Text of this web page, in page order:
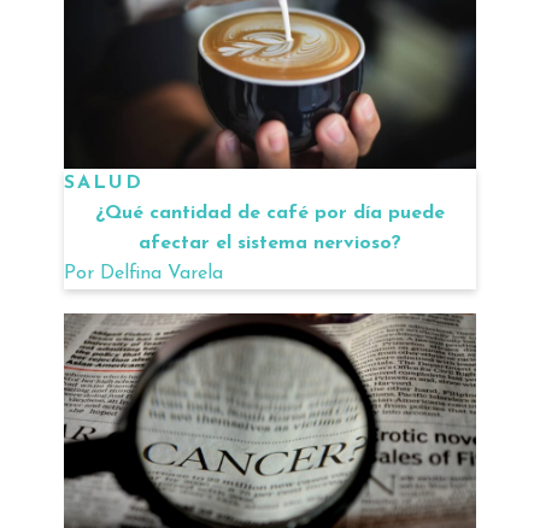
SALUD
¿Qué cantidad de café por día puede
afectar el sistema nervioso?
Por Delfina Varela